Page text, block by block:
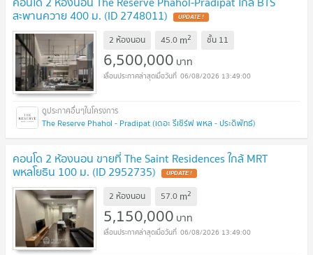
สะพานควาย 400 ม. (ID 2748011)
2 ห้องนอน 45.0 m2 ชั้น 11
6,500,000 บาท
06/08/2026 13:49:00
The Reserve Phahol - Pradipat (เดอะ รีเซิร์ฟ พหล - ประดิพัทธ์)
คอนโด 2 ห้องนอน ขายที่ The Saint Residences ใกล้ MRT
พหลโยธิน 100 ม. (ID 2952735)
2 ห้องนอน 57.0 m2
5,150,000 บาท
06/08/2026 13:49:00